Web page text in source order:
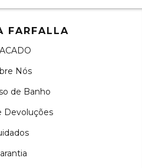
FARFALLA
Nós
de Banho
Devoluções